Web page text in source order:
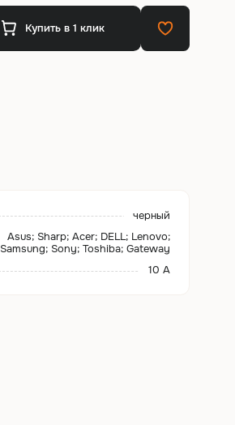
Купить в 1 клик
черный
Asus; Sharp; Acer; DELL; Lenovo;
Samsung; Sony; Toshiba; Gateway
10 А